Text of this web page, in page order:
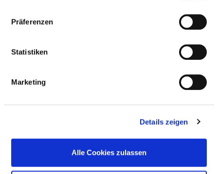
Präferenzen
Statistiken
Marketing
Details zeigen
Alle Cookies zulassen
Informationen und Leistungen der
Fachabteilung
FALLZAHLEN
PERSONELLE AUSSTATTUNG